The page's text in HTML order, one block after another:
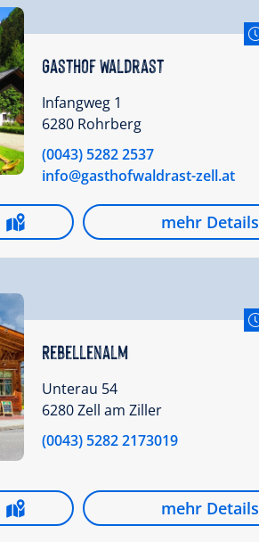
Gasthof Waldrast
Infangweg 1
6280 Rohrberg
(0043) 5282 2537
info@gasthofwaldrast-zell.at
mehr Details
Rebellenalm
Unterau 54
6280 Zell am Ziller
(0043) 5282 2173019
mehr Details